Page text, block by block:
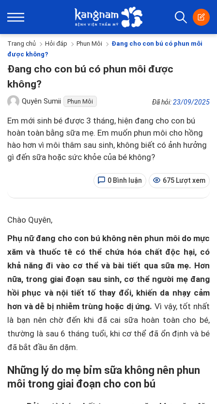
Trang chủ Hỏi đáp Phun Môi
Đang cho con bú có phun môi
được không?
Đang cho con bú có phun môi được
không?
Quyên Sumii Phun Môi Đã hỏi:23/09/2025
Em mới sinh bé được 3 tháng, hiện đang cho con bú
hoàn toàn bằng sữa mẹ. Em muốn phun môi cho hồng
hào hơn vì môi thâm sau sinh, không biết có ảnh hưởng
gì đến sữa hoặc sức khỏe của bé không?
0 Bình luận 675 Lượt xem
Chào Quyên,
Phụ nữ đang cho con bú không nên phun môi do mực
xăm và thuốc tê có thể chứa hóa chất độc hại, có
khả năng đi vào cơ thể và bài tiết qua sữa mẹ. Hơn
nữa, trong giai đoạn sau sinh, cơ thể người mẹ đang
hồi phục và nội tiết tố thay đổi, khiến da nhạy cảm
hơn và dễ bị nhiễm trùng hoặc dị ứng. Vì vậy, tốt nhất
là bạn nên chờ đến khi đã cai sữa hoàn toàn cho bé,
thường là sau 6 tháng tuổi, khi cơ thể đã ổn định và bé
đã bắt đầu ăn dặm.
Những lý do mẹ bỉm sữa không nên phun
môi trong giai đoạn cho con bú